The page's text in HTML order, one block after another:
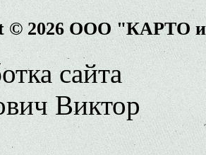
© 2026 ООО "КАРТО
сайта
Виктор